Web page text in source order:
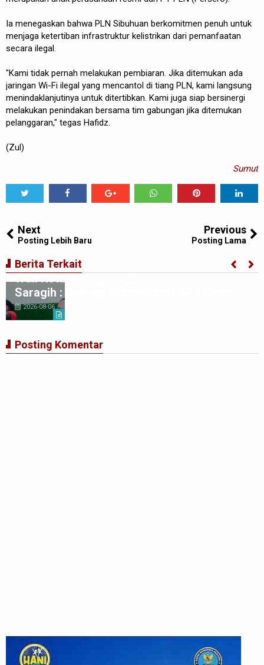
Ia menegaskan bahwa PLN Sibuhuan berkomitmen penuh untuk
menjaga ketertiban infrastruktur kelistrikan dari pemanfaatan
secara ilegal.
"Kami tidak pernah melakukan pembiaran. Jika ditemukan ada
jaringan Wi-Fi ilegal yang mencantol di tiang PLN, kami langsung
menindaklanjutinya untuk ditertibkan. Kami juga siap bersinergi
melakukan penindakan bersama tim gabungan jika ditemukan
pelanggaran," tegas Hafidz.
(Zul)
Sumut
Next
Posting Lebih Baru
Previous
Posting Lama
Berita Terkait
Wali Kota Tebing Tinggi H Iman Irdian
Saragih : Dorong Optimalisasi SP3 Catin
2026-08-06
Posting Komentar